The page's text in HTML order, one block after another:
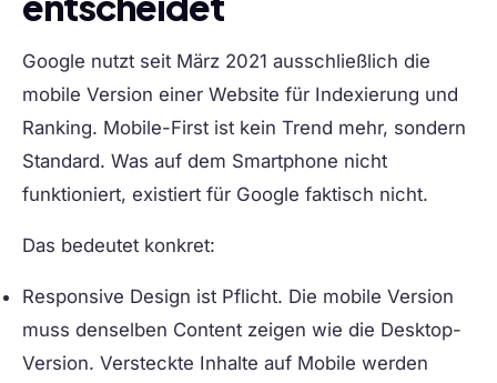
Google nutzt seit März 2021 ausschließlich die
mobile Version einer Website für Indexierung und
Ranking. Mobile-First ist kein Trend mehr, sondern
Standard. Was auf dem Smartphone nicht
funktioniert, existiert für Google faktisch nicht.
Das bedeutet konkret:
Responsive Design ist Pflicht. Die mobile Version
muss denselben Content zeigen wie die Desktop-
Version. Versteckte Inhalte auf Mobile werden